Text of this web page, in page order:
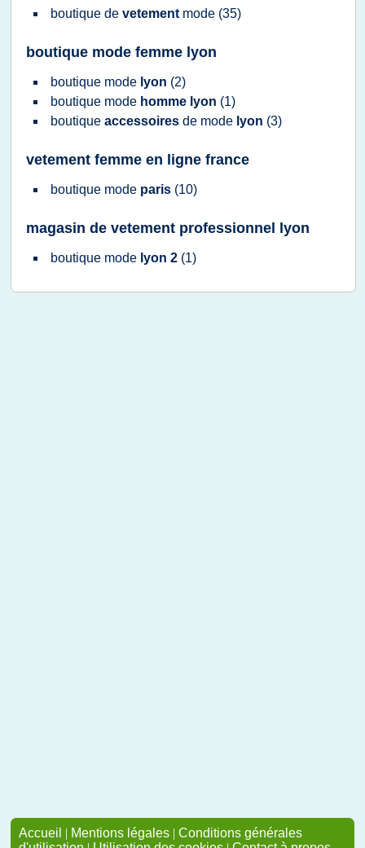
boutique de vetement mode (35)
boutique mode femme lyon
boutique mode lyon (2)
boutique mode homme lyon (1)
boutique accessoires de mode lyon (3)
vetement femme en ligne france
boutique mode paris (10)
magasin de vetement professionnel lyon
boutique mode lyon 2 (1)
Accueil | Mentions légales | Conditions générales